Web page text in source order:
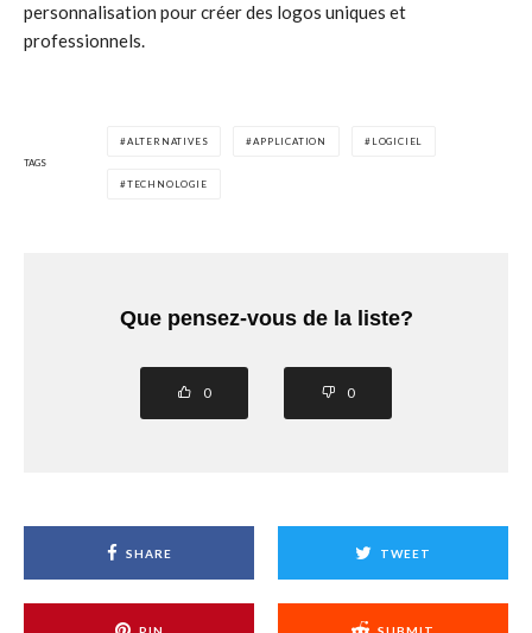
personnalisation pour créer des logos uniques et
professionnels.
TAGS
ALTERNATIVES APPLICATION LOGICIEL
TECHNOLOGIE
Que pensez-vous de la liste?
0 0
SHARE TWEET
PIN SUBMIT